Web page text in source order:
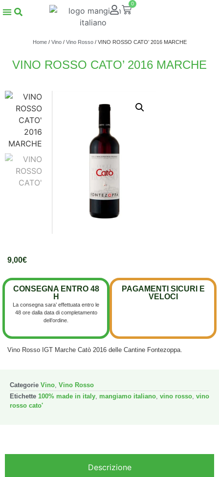
0
Home/ Vino/ Vino Rosso/ VINO ROSSO CATO’ 2016 MARCHE
VINO ROSSO CATO’ 2016 MARCHE
9,00€
PAGAMENTI SICURI E
VELOCI
CONSEGNA ENTRO 48
H
La consegna sara’ effettuata entro le
48 ore dalla data di completamento
dell’ordine.
Vino Rosso IGT Marche Catò 2016 delle Cantine Fontezoppa.
Categorie Vino, Vino Rosso
Etichette 100% made in italy, mangiamo italiano, vino rosso, vino
rosso cato'
Descrizione